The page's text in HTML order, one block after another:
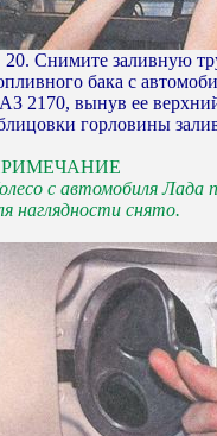
Снимите заливную
бака с
2170, вынув ее
горловины
с автомобиля Лада
наглядности снято.